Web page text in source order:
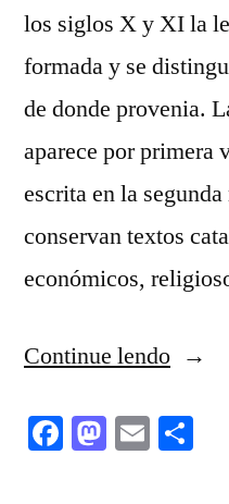
los siglos X y XI la
formada y se
de donde provenia.
aparece por primera
escrita en la
conservan textos
económicos,
Continue lendo“Las
d
Facebook
Mastodon
Email